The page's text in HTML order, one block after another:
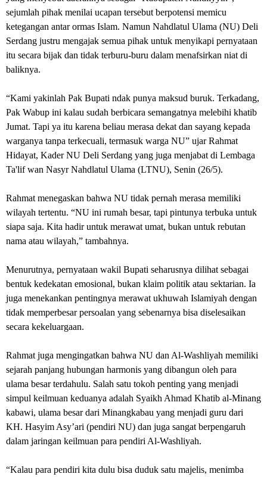
sejumlah pihak menilai ucapan tersebut berpotensi memicu
ketegangan antar ormas Islam. Namun Nahdlatul Ulama (NU) Deli
Serdang justru mengajak semua pihak untuk menyikapi pernyataan
itu secara bijak dan tidak terburu-buru dalam menafsirkan niat di
baliknya.
‎“Kami yakinlah Pak Bupati ndak punya maksud buruk. Terkadang,
Pak Wabup ini kalau sudah berbicara semangatnya melebihi khatib
Jumat. Tapi ya itu karena beliau merasa dekat dan sayang kepada
warganya tanpa terkecuali, termasuk warga NU” ujar Rahmat
Hidayat, Kader NU Deli Serdang yang juga menjabat di Lembaga
Ta'lif wan Nasyr Nahdlatul Ulama (LTNU), Senin (26/5).
‎Rahmat menegaskan bahwa NU tidak pernah merasa memiliki
wilayah tertentu. “NU ini rumah besar, tapi pintunya terbuka untuk
siapa saja. Kita hadir untuk merawat umat, bukan untuk rebutan
nama atau wilayah,” tambahnya.
‎Menurutnya, pernyataan wakil Bupati seharusnya dilihat sebagai
bentuk kedekatan emosional, bukan klaim politik atau sektarian. Ia
juga menekankan pentingnya merawat ukhuwah Islamiyah dengan
tidak memperbesar persoalan yang sebenarnya bisa diselesaikan
secara kekeluargaan.
‎Rahmat juga mengingatkan bahwa NU dan Al-Washliyah memiliki
sejarah panjang hubungan harmonis yang dibangun oleh para
ulama besar terdahulu. Salah satu tokoh penting yang menjadi
simpul keilmuan keduanya adalah Syaikh Ahmad Khatib al-Minang
kabawi, ulama besar dari Minangkabau yang menjadi guru dari
KH. Hasyim Asy’ari (pendiri NU) dan juga sangat berpengaruh
dalam jaringan keilmuan para pendiri Al-Washliyah.
‎“Kalau para pendiri kita dulu bisa duduk satu majelis, menimba